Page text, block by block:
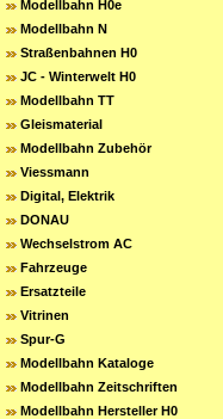
Modellbahn H0e
Modellbahn N
Straßenbahnen H0
JC - Winterwelt H0
Modellbahn TT
Gleismaterial
Modellbahn Zubehör
Viessmann
Digital, Elektrik
DONAU
Wechselstrom AC
Fahrzeuge
Ersatzteile
Vitrinen
Spur-G
Modellbahn Kataloge
Modellbahn Zeitschriften
Modellbahn Hersteller H0